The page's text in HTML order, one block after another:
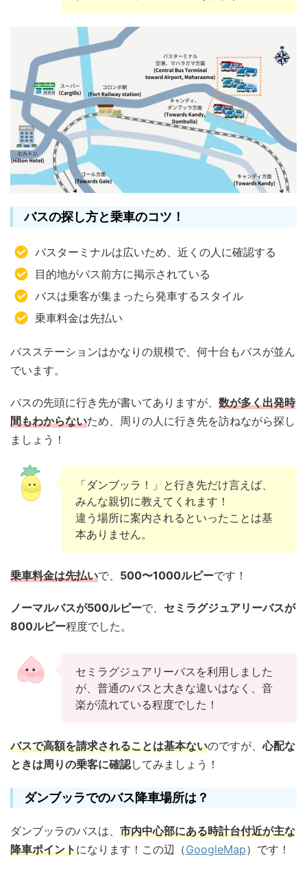
バスの探し方と乗車のコツ！
バスターミナルは広いため、近くの人に確認する
目的地がバス前方に掲示されている
バスは乗客が集まったら発車するスタイル
乗車料金は先払い
バスステーションはかなりの規模で、何十台もバスが並ん
でいます。
バスの先頭に行き先が書いてありますが、 数が多く出発時
間もわからないため、周りの人に行き先を訪ねながら探し
ましょう！
「ダンブッラ！」と行き先だけ言えば、
みんな親切に教えてくれます！
違う場所に案内されるといったことは基
本ありません。
乗車料金は先払いで、 500〜1000ルピーです！
ノーマルバスが500ルピーで、 セミラグジュアリーバスが
800ルピー程度でした。
セミラグジュアリーバスを利用しました
が、普通のバスと大きな違いはなく、音
楽が流れている程度でした！
バスで高額を請求されることは基本ないのですが、心配な
ときは周りの乗客に確認してみましょう！
ダンブッラでのバス降車場所は？
ダンブッラのバスは、 市内中心部にある時計台付近が主な
降車ポイントになります！この辺（GoogleMap）です！